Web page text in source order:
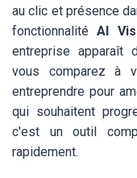
au clic et présence
fonctionnalitéAI
entreprise apparaît
vous comparez à
entreprendre pour
qui souhaitent
c'est un outil
rapidement.